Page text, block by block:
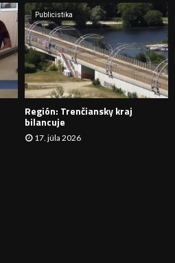
A
N
I
E
Publicistika
Región: Trenčiansky kraj
bilancuje
17. júla 2026